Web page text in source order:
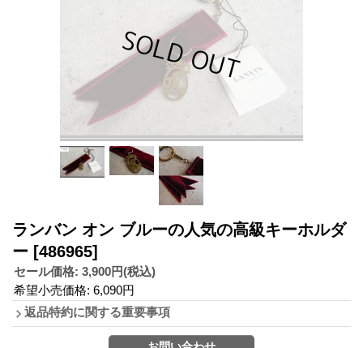
ランバン オン ブルーの人気の高級キーホルダ
ー [486965]
セール価格: 3,900円(税込)
希望小売価格: 6,090円
返品特約に関する重要事項